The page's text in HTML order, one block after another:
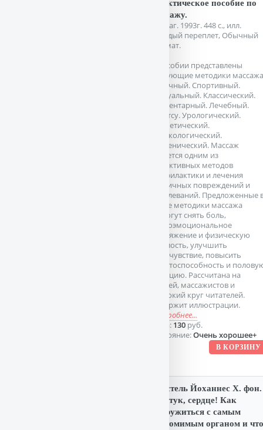
Практическое пособие по
массажу.
М. Шаг. 1993г. 448 с., илл.
Твердый переплет, Обычный
формат.
В пособии представлены
следующие методики
Точечный. Спортивный.
Сексуальный. Классический.
Сегментарный. Лечебный.
Шиатсу. Урологический.
Косметический.
Гинекологический.
Гигиенический. Массаж
является одним из
эффективных методов
профилактики и лечения
различных повреждений и
заболеваний. Предложенные
книге методики массажа
помогут снять боль,
психоэмоциональное
напряжение и физическую
усталость, улучшить
самочувствие, повысить
работоспособность и
функцию. Рассчитана на
врачей, массажистов и
широкий круг читателей.
Содержит иллюстрации.
подробнее...
Цена: 130руб.
Состояние:Очень хорошее+
Борстель Йоханнес Х. фон.
Тук-тук, сердце! Как
подружиться с самым
неутомимым органом и что